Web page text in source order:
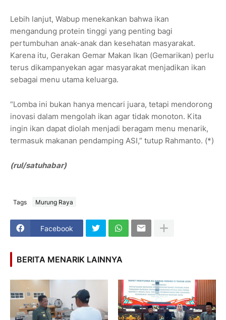
Lebih lanjut, Wabup menekankan bahwa ikan
mengandung protein tinggi yang penting bagi
pertumbuhan anak-anak dan kesehatan masyarakat.
Karena itu, Gerakan Gemar Makan Ikan (Gemarikan) perlu
terus dikampanyekan agar masyarakat menjadikan ikan
sebagai menu utama keluarga.
“Lomba ini bukan hanya mencari juara, tetapi mendorong
inovasi dalam mengolah ikan agar tidak monoton. Kita
ingin ikan dapat diolah menjadi beragam menu menarik,
termasuk makanan pendamping ASI,” tutup Rahmanto. (*)
(rul/satuhabar)
Tags Murung Raya
Facebook
BERITA MENARIK LAINNYA